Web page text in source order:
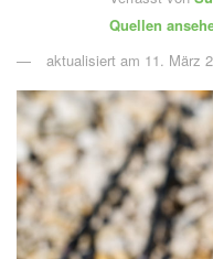
Quellen
aktualisiert am 11. März